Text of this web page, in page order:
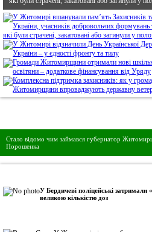
Стало відомо чим займався губернатор
Порошенка
У Бердичеві поліцейські затримали
великою кількістю доз